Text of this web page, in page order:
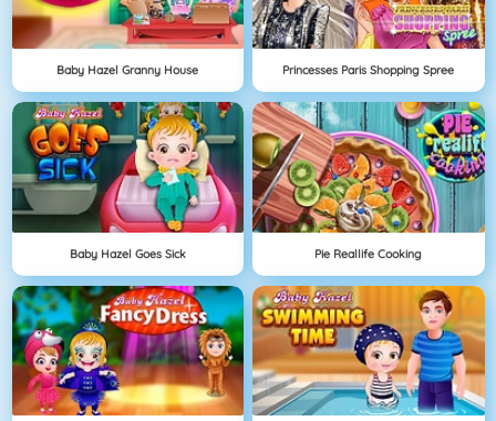
Baby Hazel Granny House Princesses Paris Shopping Spree
Baby Hazel Goes Sick Pie Reallife Cooking